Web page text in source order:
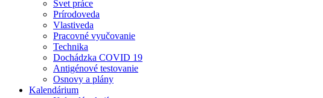
Svet práce
Prírodoveda
Vlastiveda
Pracovné vyučovanie
Technika
Dochádzka COVID 19
Antigénové testovanie
Osnovy a plány
Kalendárium